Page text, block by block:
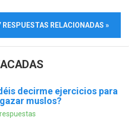
RELACIONADAS »
decirme ejercicios para
muslos?